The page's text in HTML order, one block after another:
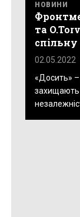
НОВИНИ
та
02.05.2022
«Досить» –
захищають